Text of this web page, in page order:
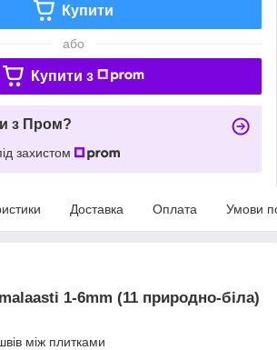
Купити
або
Купити з
з Пром?
захистом
Доставка Оплата Умови
1-6mm (11 природно-біла)
між плитками